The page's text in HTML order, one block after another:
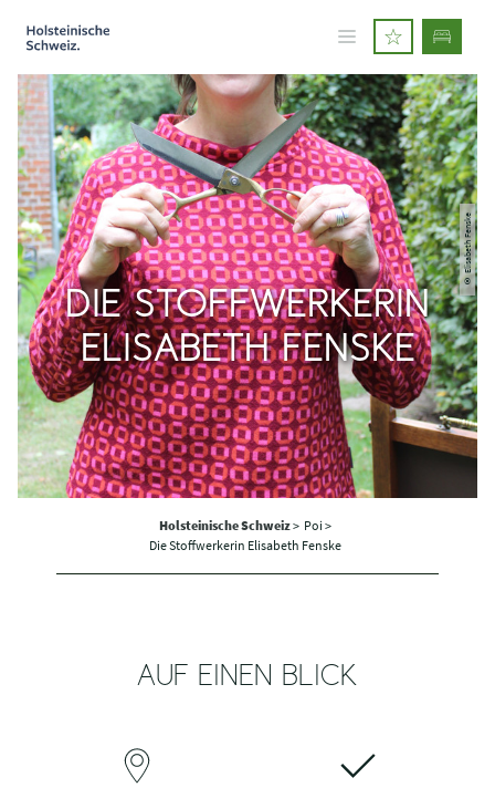
© Elisabeth Fenske
DIE STOFFWERKERIN
ELISABETH FENSKE
Holsteinische Schweiz> Poi >
Die Stoffwerkerin Elisabeth Fenske
AUF EINEN BLICK